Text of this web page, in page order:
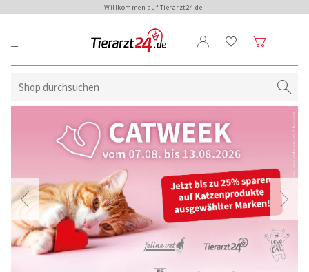
Willkommen auf Tierarzt24.de!